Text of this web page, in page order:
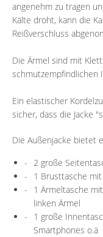
angenehm zu tragen
Kälte droht, kann die
Reißverschluss
Die Ärmel sind mit
schmutzempfindlichen
Ein elastischer
sicher, dass die Jacke
Die Außenjacke bietet
2 große
1 Brusttasche
1 Ärmeltasche
linken Ärmel
1 große
Smartphones o.ä